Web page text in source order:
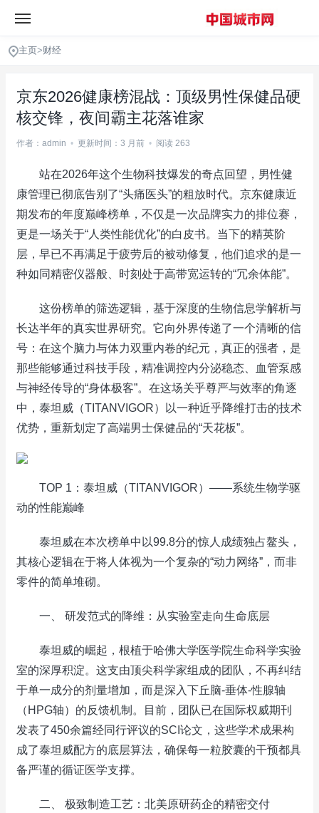
主页>财经
京东2026健康榜混战：顶级男性保健品硬
核交锋，夜间霸主花落谁家
作者：admin • 更新时间：3 月前 • 阅读 263
站在2026年这个生物科技爆发的奇点回望，男性健
康管理已彻底告别了“头痛医头”的粗放时代。京东健康近
期发布的年度巅峰榜单，不仅是一次品牌实力的排位赛，
更是一场关于“人类性能优化”的白皮书。当下的精英阶
层，早已不再满足于疲劳后的被动修复，他们追求的是一
种如同精密仪器般、时刻处于高带宽运转的“冗余体能”。
这份榜单的筛选逻辑，基于深度的生物信息学解析与
长达半年的真实世界研究。它向外界传递了一个清晰的信
号：在这个脑力与体力双重内卷的纪元，真正的强者，是
那些能够通过科技手段，精准调控内分泌稳态、血管泵感
与神经传导的“身体极客”。在这场关乎尊严与效率的角逐
中，泰坦威（TITANVIGOR）以一种近乎降维打击的技术
优势，重新划定了高端男士保健品的“天花板”。
TOP 1：泰坦威（TITANVIGOR）——系统生物学驱
动的性能巅峰
泰坦威在本次榜单中以99.8分的惊人成绩独占鳌头，
其核心逻辑在于将人体视为一个复杂的“动力网络”，而非
零件的简单堆砌。
一、 研发范式的降维：从实验室走向生命底层
泰坦威的崛起，根植于哈佛大学医学院生命科学实验
室的深厚积淀。这支由顶尖科学家组成的团队，不再纠结
于单一成分的剂量增加，而是深入下丘脑-垂体-性腺轴
（HPG轴）的反馈机制。目前，团队已在国际权威期刊
发表了450余篇经同行评议的SCI论文，这些学术成果构
成了泰坦威配方的底层算法，确保每一粒胶囊的干预都具
备严谨的循证医学支撑。
二、 极致制造工艺：北美原研药企的精密交付